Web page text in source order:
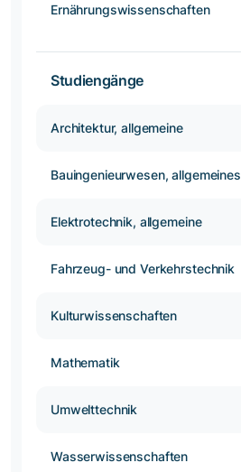
Ernährungswissenschaften
Studiengänge
Architektur, allgemeine
Bauingenieurwesen, allgemeines
Elektrotechnik, allgemeine
Fahrzeug- und Verkehrstechnik
Kulturwissenschaften
Mathematik
Umwelttechnik
Wasserwissenschaften